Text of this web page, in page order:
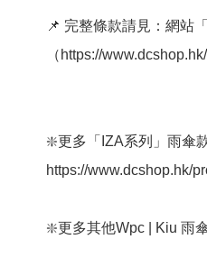
📌 完整條款請見：網站
（https://
❇️更多「IZA系列」雨傘
https://www.dcshop.hk/
❇️更多其他Wpc | Kiu 雨